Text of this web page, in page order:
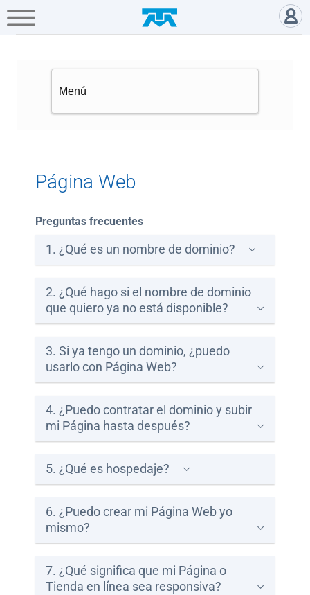
Hogar Empresa Gamers
A+
Telmex
Portabilidad
Recibo
Centros
Atención
Sitios
Página Web
Preguntas frecuentes
1. ¿Qué es un nombre de dominio?
2. ¿Qué hago si el nombre de dominio
que quiero ya no está disponible?
3. Si ya tengo un dominio, ¿puedo
usarlo con Página Web?
4. ¿Puedo contratar el dominio y subir
mi Página hasta después?
5. ¿Qué es hospedaje?
6. ¿Puedo crear mi Página Web yo
mismo?
7. ¿Qué significa que mi Página o
Tienda en línea sea responsiva?